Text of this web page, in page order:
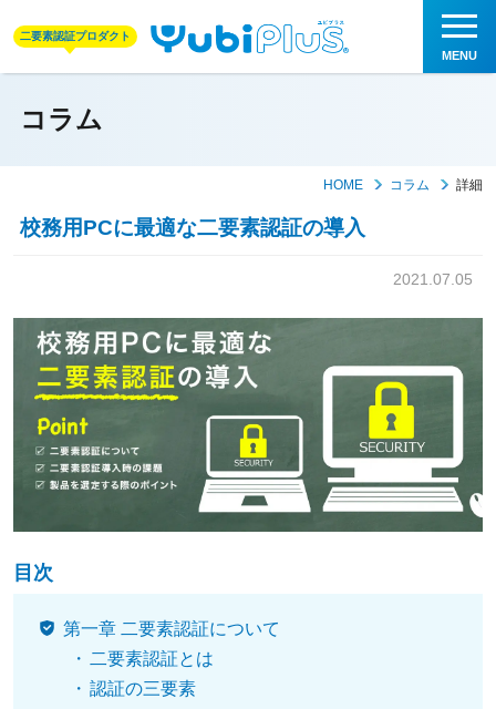
二要素認証プロダクト
コラム
HOME コラム 詳細
校務用PCに最適な二要素認証の導入
2021.07.05
目次
第一章 二要素認証について
二要素認証とは
認証の三要素